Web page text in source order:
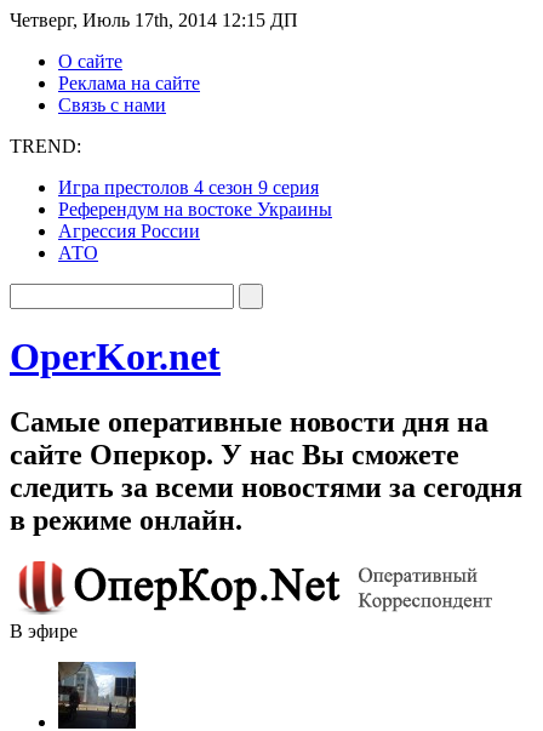
Четверг, Июль 17th, 2014 12:15 ДП
О сайте
Реклама на сайте
Связь с нами
TREND:
Игра престолов 4 сезон 9 серия
Референдум на востоке Украины
Агрессия России
АТО
OperKor.net
Самые оперативные новости дня на
сайте Оперкор. У нас Вы сможете
следить за всеми новостями за сегодня
в режиме онлайн.
В эфире